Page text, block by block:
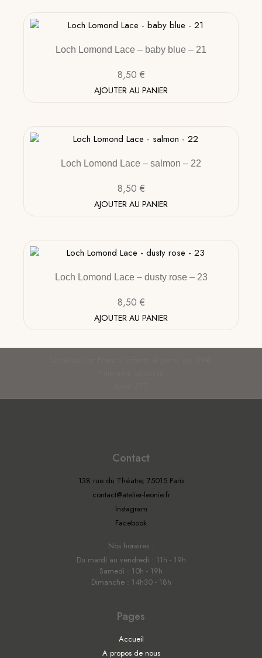
Loch Lomond Lace – baby blue – 21
8,50 €
AJOUTER AU PANIER
Loch Lomond Lace – salmon – 22
8,50 €
AJOUTER AU PANIER
Loch Lomond Lace – dusty rose – 23
8,50 €
AJOUTER AU PANIER
Contact
138 rue du Théatre, 75015 Paris
contact@atelier-leonie.fr
Instagram
Facebook
Nos horaires :
Du mardi au vendredi : 11h - 19h
Samedi : 10h - 19h
Dimanche : 14h30 - 18h
Pages
Accueil
A propos de nous